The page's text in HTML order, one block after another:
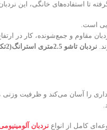
استفاده‌های خانگی، این نردبان
است.
مقاوم و جمع‌شونده، کار در
نردبان تاشو 2.5متری استرانگ(2تکه)
را آسان می‌کند و ظرفیت وزنی
کامل از انواع نردبان‌